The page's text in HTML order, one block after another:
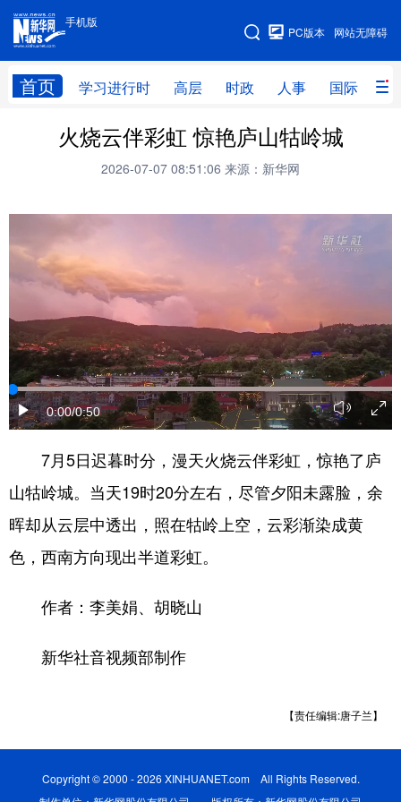
手机版
网站无障碍
PC版本
首页 学习进行时 高层 时政 人事 国际 财
手机版
网站地图
学习进行时 高层 时政 人事
财经 网评
台湾 思客智库 全球连线 教育
科技 体育
文化 书画 健康
访谈 视频 政务
法律 中央文件 金融 汽车
食品 人居 信息化 数字经济
学术中国 乡村振兴 银龄 溯源中国
城市 旅游 能源 会展
公益 一带一路
地方频道
火烧云伴彩虹 惊艳庐山牯岭城
2026-07-07 08:51:06 来源：新华网
0:00/0:50
7月5日迟暮时分，漫天火烧云伴彩虹，惊艳了庐
山牯岭城。当天19时20分左右，尽管夕阳未露脸，余
晖却从云层中透出，照在牯岭上空，云彩渐染成黄
色，西南方向现出半道彩虹。
作者：李美娟、胡晓山
新华社音视频部制作
【责任编辑:唐子兰】
Copyright © 2000 - 2026 XINHUANET.com All Rights Reserved.